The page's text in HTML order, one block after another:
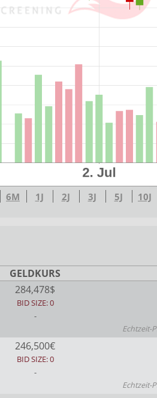
6M 1J 2J 3J 5J 10J
GELDKURS
284,478$
BID SIZE: 0
-
Echtzeit-
246,500€
BID SIZE: 0
-
Echtzeit-